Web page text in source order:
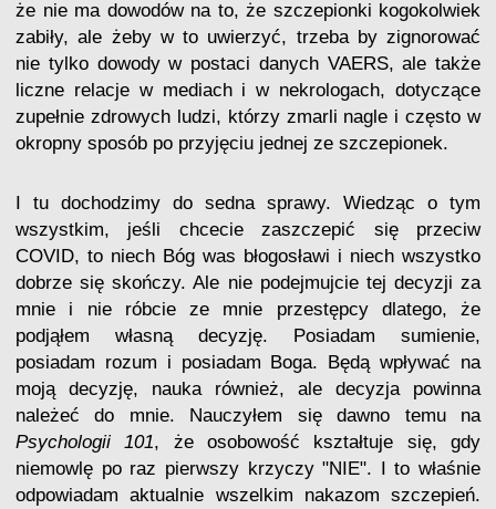
że nie ma dowodów na to, że szczepionki kogokolwiek
zabiły, ale żeby w to uwierzyć, trzeba by zignorować
nie tylko dowody w postaci danych VAERS, ale także
liczne relacje w mediach i w nekrologach, dotyczące
zupełnie zdrowych ludzi, którzy zmarli nagle i często w
okropny sposób po przyjęciu jednej ze szczepionek.
I tu dochodzimy do sedna sprawy. Wiedząc o tym
wszystkim, jeśli chcecie zaszczepić się przeciw
COVID, to niech Bóg was błogosławi i niech wszystko
dobrze się skończy. Ale nie podejmujcie tej decyzji za
mnie i nie róbcie ze mnie przestępcy dlatego, że
podjąłem własną decyzję. Posiadam sumienie,
posiadam rozum i posiadam Boga. Będą wpływać na
moją decyzję, nauka również, ale decyzja powinna
należeć do mnie. Nauczyłem się dawno temu na
Psychologii 101 , że osobowość kształtuje się, gdy
niemowlę po raz pierwszy krzyczy "NIE". I to właśnie
odpowiadam aktualnie wszelkim nakazom szczepień.